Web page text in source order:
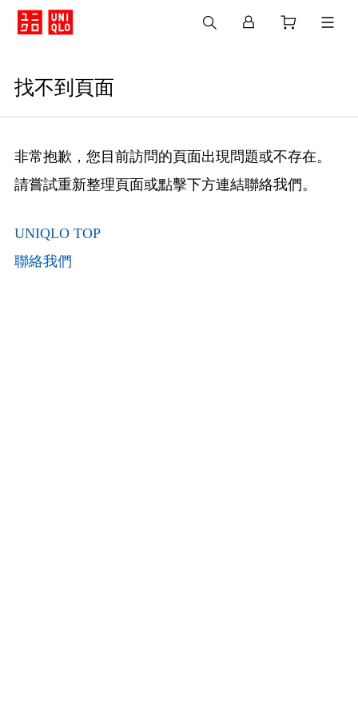
找不到頁面
非常抱歉，您目前訪問的頁面出現問題或不存在。
請嘗試重新整理頁面或點擊下方連結聯絡我們。
UNIQLO TOP
聯絡我們